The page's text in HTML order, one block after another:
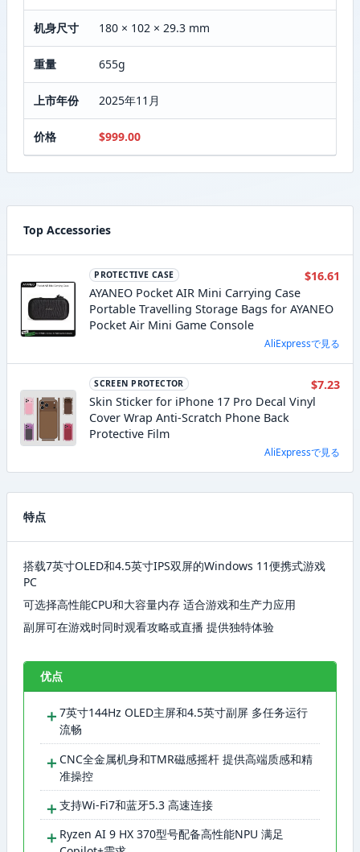
机身尺寸 180 × 102 × 29.3 mm
重量 655g
上市年份 2025年11月
价格 $999.00
Top Accessories
PROTECTIVE CASE
$16.61
AYANEO Pocket AIR Mini Carrying Case
Portable Travelling Storage Bags for AYANEO
Pocket Air Mini Game Console
AliExpressで見る
SCREEN PROTECTOR
$7.23
Skin Sticker for iPhone 17 Pro Decal Vinyl
Cover Wrap Anti-Scratch Phone Back
Protective Film
AliExpressで見る
特点
搭载7英寸OLED和4.5英寸IPS双屏的Windows 11便携式游戏
PC
可选择高性能CPU和大容量内存 适合游戏和生产力应用
副屏可在游戏时同时观看攻略或直播 提供独特体验
优点
＋ 7英寸144Hz OLED主屏和4.5英寸副屏 多任务运行
流畅
＋ CNC全金属机身和TMR磁感摇杆 提供高端质感和精
准操控
＋ 支持Wi-Fi7和蓝牙5.3 高速连接
＋ Ryzen AI 9 HX 370型号配备高性能NPU 满足